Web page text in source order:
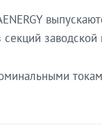
секций